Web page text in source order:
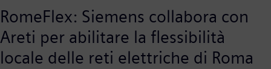
RomeFlex: Siemens collabora con
Areti per abilitare la flessibilità
locale delle reti elettriche di Roma